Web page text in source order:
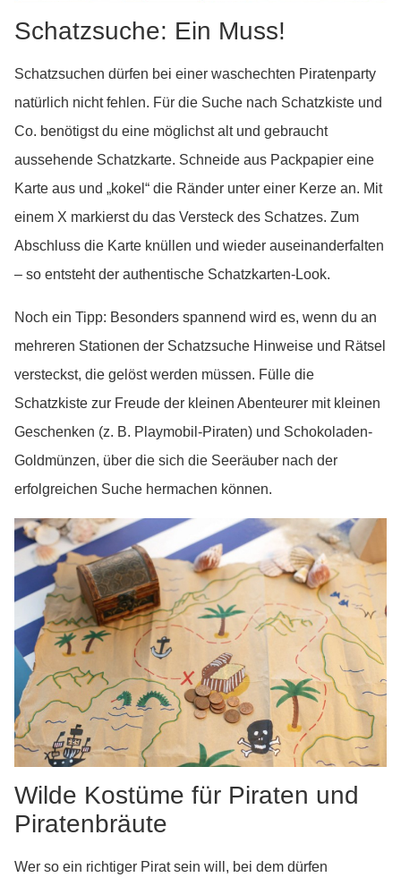
Schatzsuche: Ein Muss!
Schatzsuchen dürfen bei einer waschechten Piratenparty
natürlich nicht fehlen. Für die Suche nach Schatzkiste und
Co. benötigst du eine möglichst alt und gebraucht
aussehende Schatzkarte. Schneide aus Packpapier eine
Karte aus und „kokel“ die Ränder unter einer Kerze an. Mit
einem X markierst du das Versteck des Schatzes. Zum
Abschluss die Karte knüllen und wieder auseinanderfalten
– so entsteht der authentische Schatzkarten-Look.
Noch ein Tipp: Besonders spannend wird es, wenn du an
mehreren Stationen der Schatzsuche Hinweise und Rätsel
versteckst, die gelöst werden müssen. Fülle die
Schatzkiste zur Freude der kleinen Abenteurer mit kleinen
Geschenken (z. B. Playmobil-Piraten) und Schokoladen-
Goldmünzen, über die sich die Seeräuber nach der
erfolgreichen Suche hermachen können.
Wilde Kostüme für Piraten und
Piratenbräute
Wer so ein richtiger Pirat sein will, bei dem dürfen